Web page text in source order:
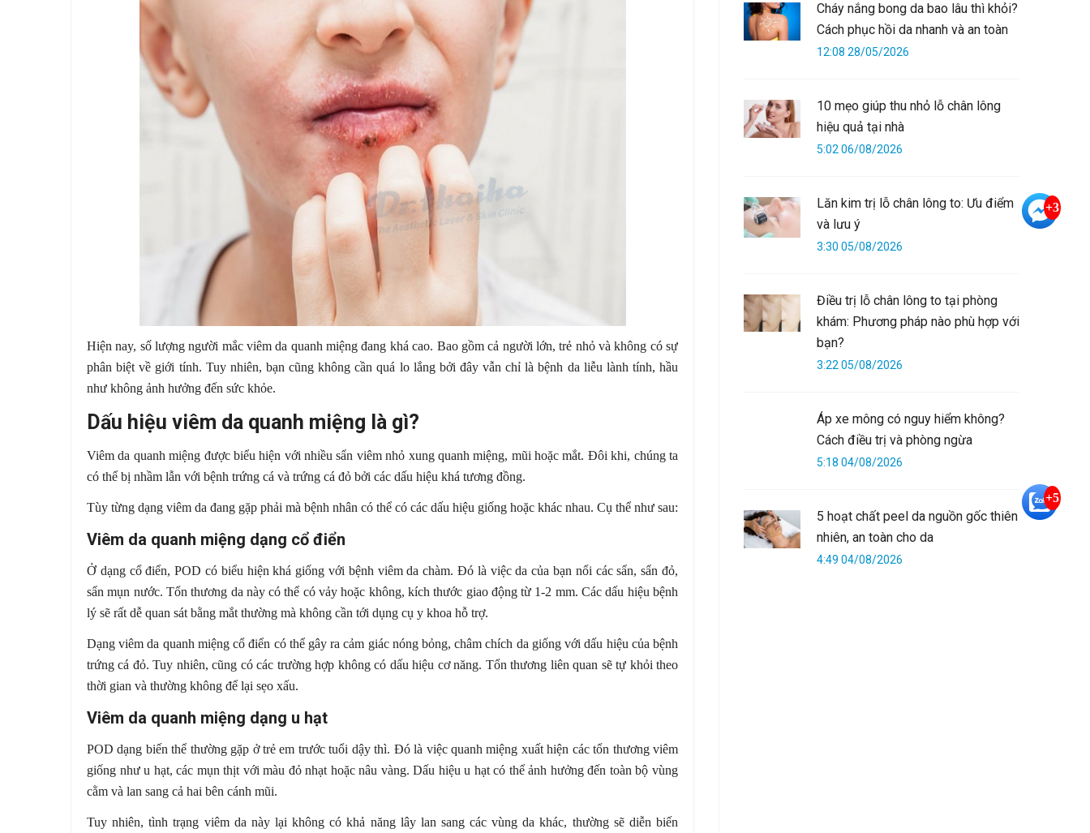
Hiện nay, số lượng người mắc viêm da quanh miệng đang khá cao. Bao gồm cả người lớn, trẻ nhỏ và không có sự
phân biệt về giới tính. Tuy nhiên, bạn cũng không cần quá lo lắng bởi đây vẫn chỉ là bệnh da liễu lành tính, hầu
như không ảnh hưởng đến sức khỏe.
Dấu hiệu viêm da quanh miệng là gì?
Viêm da quanh miệng được biểu hiện với nhiều sẩn viêm nhỏ xung quanh miệng, mũi hoặc mắt. Đôi khi, chúng ta
có thể bị nhầm lẫn với bệnh trứng cá và trứng cá đỏ bởi các dấu hiệu khá tương đồng.
Tùy từng dạng viêm da đang gặp phải mà bệnh nhân có thể có các dấu hiệu giống hoặc khác nhau. Cụ thể như sau:
Viêm da quanh miệng dạng cổ điển
Ở dạng cổ điển, POD có biểu hiện khá giống với bệnh viêm da chàm. Đó là việc da của bạn nổi các sẩn, sẩn đỏ,
sẩn mụn nước. Tổn thương da này có thể có vảy hoặc không, kích thước giao động từ 1-2 mm. Các dấu hiệu bệnh
lý sẽ rất dễ quan sát bằng mắt thường mà không cần tới dụng cụ y khoa hỗ trợ.
Dạng viêm da quanh miệng cổ điển có thể gây ra cảm giác nóng bỏng, châm chích da giống với dấu hiệu của bệnh
trứng cá đỏ. Tuy nhiên, cũng có các trường hợp không có dấu hiệu cơ năng. Tổn thương liên quan sẽ tự khỏi theo
thời gian và thường không để lại sẹo xấu.
Viêm da quanh miệng dạng u hạt
POD dạng biến thể thường gặp ở trẻ em trước tuổi dậy thì. Đó là việc quanh miệng xuất hiện các tổn thương viêm
giống như u hạt, các mụn thịt với màu đỏ nhạt hoặc nâu vàng. Dấu hiệu u hạt có thể ảnh hưởng đến toàn bộ vùng
cằm và lan sang cả hai bên cánh mũi.
Tuy nhiên, tình trạng viêm da này lại không có khả năng lây lan sang các vùng da khác, thường sẽ diễn biến
Cháy nắng bong da bao lâu thì khỏi?
Cách phục hồi da nhanh và an toàn
12:08 28/05/2026
10 mẹo giúp thu nhỏ lỗ chân lông
hiệu quả tại nhà
5:02 06/08/2026
Lăn kim trị lỗ chân lông to: Ưu điểm
và lưu ý
3:30 05/08/2026
Điều trị lỗ chân lông to tại phòng
khám: Phương pháp nào phù hợp với
bạn?
3:22 05/08/2026
Áp xe mông có nguy hiểm không?
Cách điều trị và phòng ngừa
5:18 04/08/2026
5 hoạt chất peel da nguồn gốc thiên
nhiên, an toàn cho da
4:49 04/08/2026
+3
+5